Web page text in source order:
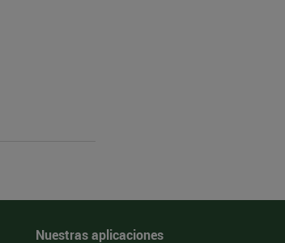
Nuestras aplicaciones